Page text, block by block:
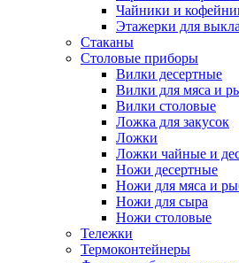
Чайники и
Этажерки для
Стаканы
Столовые приборы
Вилки десертные
Вилки для мяса и
Вилки столовые
Ложка для закусок
Ложки
Ложки чайные и
Ножи десертные
Ножи для мяса и
Ножи для сыра
Ножи столовые
Тележки
Термоконтейнеры